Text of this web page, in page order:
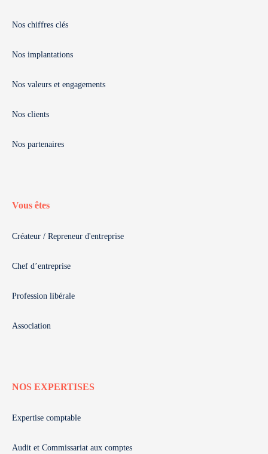
Nos chiffres clés
Nos implantations
Nos valeurs et engagements
Nos clients
Nos partenaires
Vous êtes
Créateur / Repreneur d'entreprise
Chef d’entreprise
Profession libérale
Association
NOS EXPERTISES
Expertise comptable
Audit et Commissariat aux comptes